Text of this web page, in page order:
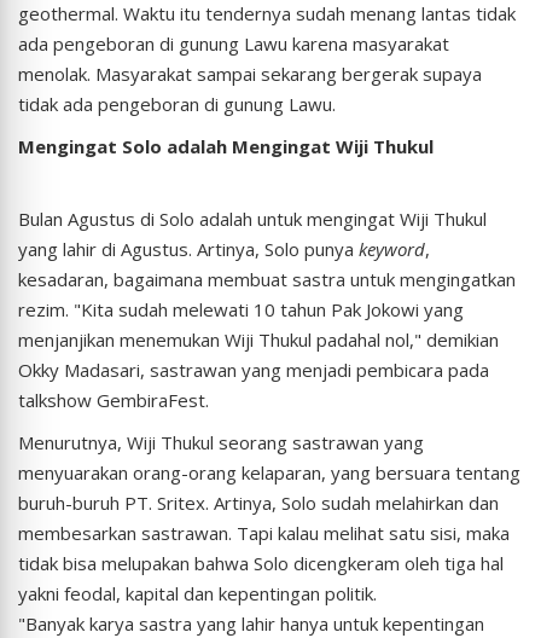
geothermal. Waktu itu tendernya sudah menang lantas tidak
ada pengeboran di gunung Lawu karena masyarakat
menolak. Masyarakat sampai sekarang bergerak supaya
tidak ada pengeboran di gunung Lawu.
Mengingat Solo adalah Mengingat Wiji Thukul
Bulan Agustus di Solo adalah untuk mengingat Wiji Thukul
yang lahir di Agustus. Artinya, Solo punya keyword,
kesadaran, bagaimana membuat sastra untuk mengingatkan
rezim. "Kita sudah melewati 10 tahun Pak Jokowi yang
menjanjikan menemukan Wiji Thukul padahal nol," demikian
Okky Madasari, sastrawan yang menjadi pembicara pada
talkshow GembiraFest.
Menurutnya, Wiji Thukul seorang sastrawan yang
menyuarakan orang-orang kelaparan, yang bersuara tentang
buruh-buruh PT. Sritex. Artinya, Solo sudah melahirkan dan
membesarkan sastrawan. Tapi kalau melihat satu sisi, maka
tidak bisa melupakan bahwa Solo dicengkeram oleh tiga hal
yakni feodal, kapital dan kepentingan politik.
"Banyak karya sastra yang lahir hanya untuk kepentingan